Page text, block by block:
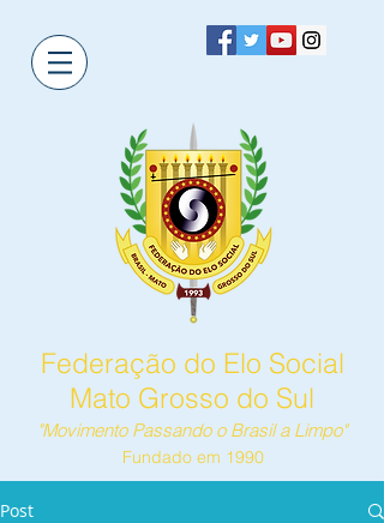
Federação do Elo Social
Mato Grosso do Sul
"Movimento Passando o Brasil a Limpo"
Fundado em 1990
Post